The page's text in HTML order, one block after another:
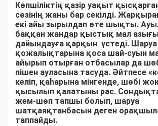
Көпшіліктің қазір уақыт
сөзінің жаны бар секілді.
екі айы зырылдап өте шықты.
баққан жандар қыстық мал
дайындауға қарқын үстеді. Шаруа
қожалықтарына қоса шай-суын
айырып отырған отбасылар да
пішен ауласына тасуда. Әйтпесе
келіп, қаһарына мінгенде, шөбі
қысылып қалатыны рас.
жем-шөп тапшы болып, шаруа
шатқаяқтанбасын деген
таппайды.